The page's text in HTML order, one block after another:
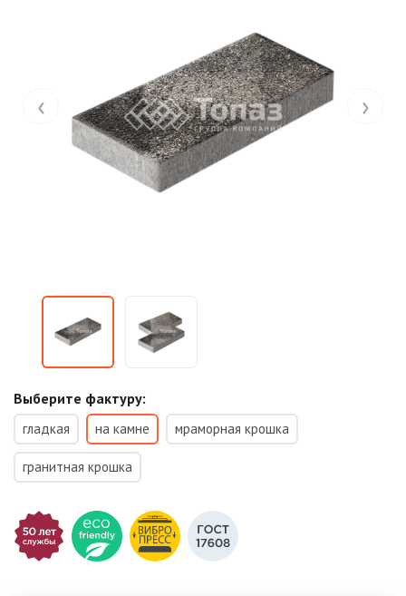
‹ ›
Выберите фактуру:
гладкая на камне мраморная крошка
гранитная крошка